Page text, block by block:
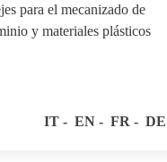
para el mecanizado de
y materiales plásticos
IT EN FR DE